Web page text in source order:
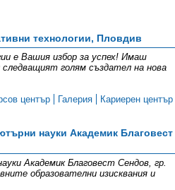
технологии, Пловдив
е Вашия избор за успех! Имаш
голям създател на нова
център Галерия Кариерен център
науки Академик Благовест
Академик Благовест Сендов, гр.
образователни изисквания и